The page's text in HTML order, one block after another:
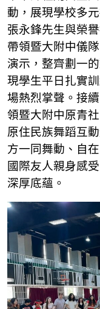
動，展現學校多
張永鋒先生與榮
帶領暨大附中儀
演示，整齊劃一
現學生平日扎實
場熱烈掌聲。接
領暨大附中原青
原住民族舞蹈互
方一同舞動、自
國際友人親身感
深厚底蘊。